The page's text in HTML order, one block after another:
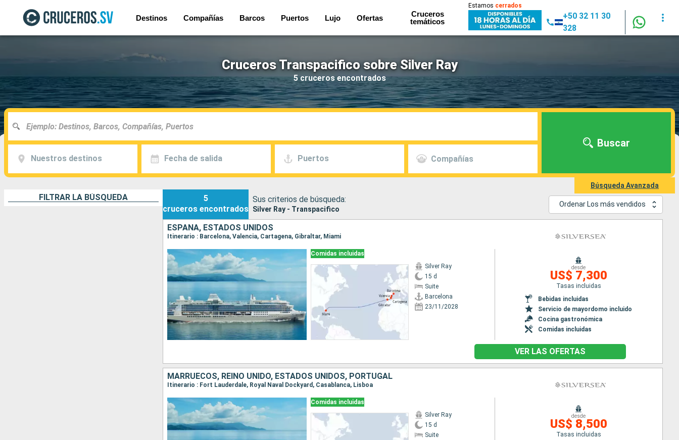
Destinos Compañías Barcos Puertos Lujo Ofertas
Cruceros
temáticos
Estamos cerrados
+50 32 11 30
328
Cruceros Transpacifico sobre Silver Ray
5 cruceros encontrados
Nuestros destinos Fecha de salida Puertos Compañías
Buscar
Búsqueda Avanzada
FILTRAR LA BÚSQUEDA
5
cruceros encontrados
Sus criterios de búsqueda:
Silver Ray - Transpacifico
Ordenar Los más vendidos
ESPAÑA, ESTADOS UNIDOS
Itinerario : Barcelona, Valencia, Cartagena, Gibraltar, Miami
Comidas incluidas
Silver Ray
15 d
Suite
Barcelona
23/11/2028
desde
US$ 7,300
Tasas incluidas
Bebidas incluidas
Servicio de mayordomo incluido
Cocina gastronómica
Comidas incluidas
VER LAS OFERTAS
MARRUECOS, REINO UNIDO, ESTADOS UNIDOS, PORTUGAL
Itinerario : Fort Lauderdale, Royal Naval Dockyard, Casablanca, Lisboa
Comidas incluidas
Silver Ray
15 d
Suite
desde
US$ 8,500
Tasas incluidas